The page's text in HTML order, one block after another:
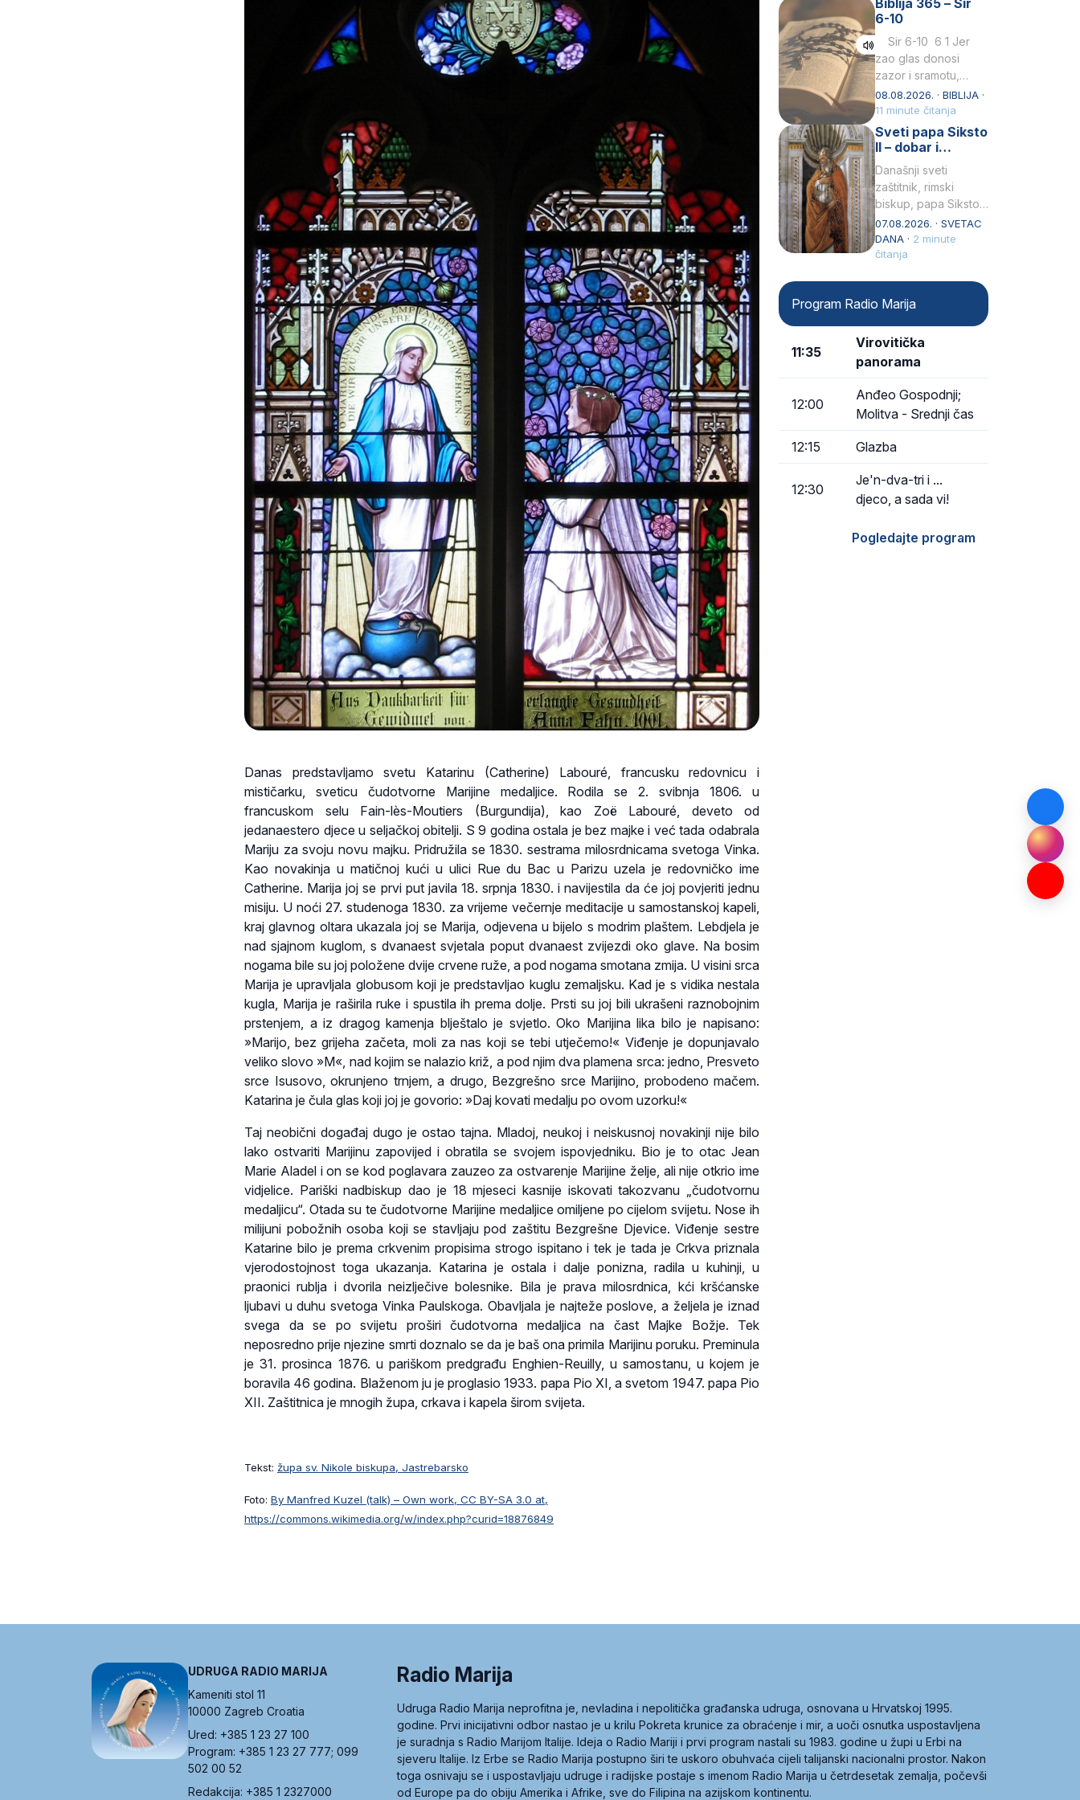
Danas predstavljamo svetu Katarinu (Catherine) Labouré, francusku redovnicu i
mističarku, sveticu čudotvorne Marijine medaljice. Rodila se 2. svibnja 1806. u
francuskom selu Fain-lès-Moutiers (Burgundija), kao Zoë Labouré, deveto od
jedanaestero djece u seljačkoj obitelji. S 9 godina ostala je bez majke i već tada odabrala
Mariju za svoju novu majku. Pridružila se 1830. sestrama milosrdnicama svetoga Vinka.
Kao novakinja u matičnoj kući u ulici Rue du Bac u Parizu uzela je redovničko ime
Catherine. Marija joj se prvi put javila 18. srpnja 1830. i navijestila da će joj povjeriti jednu
misiju. U noći 27. studenoga 1830. za vrijeme večernje meditacije u samostanskoj kapeli,
kraj glavnog oltara ukazala joj se Marija, odjevena u bijelo s modrim plaštem. Lebdjela je
nad sjajnom kuglom, s dvanaest svjetala poput dvanaest zvijezdi oko glave. Na bosim
nogama bile su joj položene dvije crvene ruže, a pod nogama smotana zmija. U visini srca
Marija je upravljala globusom koji je predstavljao kuglu zemaljsku. Kad je s vidika nestala
kugla, Marija je raširila ruke i spustila ih prema dolje. Prsti su joj bili ukrašeni raznobojnim
prstenjem, a iz dragog kamenja blještalo je svjetlo. Oko Marijina lika bilo je napisano:
»Marijo, bez grijeha začeta, moli za nas koji se tebi utječemo!« Viđenje je dopunjavalo
veliko slovo »M«, nad kojim se nalazio križ, a pod njim dva plamena srca: jedno, Presveto
srce Isusovo, okrunjeno trnjem, a drugo, Bezgrešno srce Marijino, probodeno mačem.
Katarina je čula glas koji joj je govorio: »Daj kovati medalju po ovom uzorku!«
Taj neobični događaj dugo je ostao tajna. Mladoj, neukoj i neiskusnoj novakinji nije bilo
lako ostvariti Marijinu zapovijed i obratila se svojem ispovjedniku. Bio je to otac Jean
Marie Aladel i on se kod poglavara zauzeo za ostvarenje Marijine želje, ali nije otkrio ime
vidjelice. Pariški nadbiskup dao je 18 mjeseci kasnije iskovati takozvanu „čudotvornu
medaljicu“. Otada su te čudotvorne Marijine medaljice omiljene po cijelom svijetu. Nose ih
milijuni pobožnih osoba koji se stavljaju pod zaštitu Bezgrešne Djevice. Viđenje sestre
Katarine bilo je prema crkvenim propisima strogo ispitano i tek je tada je Crkva priznala
vjerodostojnost toga ukazanja. Katarina je ostala i dalje ponizna, radila u kuhinji, u
praonici rublja i dvorila neizlječive bolesnike. Bila je prava milosrdnica, kći kršćanske
ljubavi u duhu svetoga Vinka Paulskoga. Obavljala je najteže poslove, a željela je iznad
svega da se po svijetu proširi čudotvorna medaljica na čast Majke Božje. Tek
neposredno prije njezine smrti doznalo se da je baš ona primila Marijinu poruku. Preminula
je 31. prosinca 1876. u pariškom predgrađu Enghien-Reuilly, u samostanu, u kojem je
boravila 46 godina. Blaženom ju je proglasio 1933. papa Pio XI, a svetom 1947. papa Pio
XII. Zaštitnica je mnogih župa, crkava i kapela širom svijeta.
Tekst: župa sv. Nikole biskupa, Jastrebarsko
Foto: By Manfred Kuzel (talk) – Own work, CC BY-SA 3.0 at,
https://commons.wikimedia.org/w/index.php?curid=18876849
Praedicatorum – OP).
Svojim životom,
dubokom ljubavlju
prema Kristu…
Biblija 365 – Sir
6-10
Sir 6-10 6 1 Jer
zao glas donosi
zazor i sramotu,
kako to biva
grešniku
licemjernom.2 Ne
predaj se u…
08.08.2026. · BIBLIJA ·
11 minute čitanja
Sveti papa Siksto
II – dobar i
miroljubiv pastir
Današnji sveti
zaštitnik, rimski
biskup, papa Siksto
(Sixtus) II, prema
knjizi Liber
Pontificalis bio je
Obnovio je odnose s
afričkim…
07.08.2026. · SVETAC
DANA · 2 minute
čitanja
Program Radio Marija
11:35
Virovitička
panorama
12:00
Anđeo Gospodnji;
Molitva - Srednji čas
12:15 Glazba
12:30
Je'n-dva-tri i ...
djeco, a sada vi!
Pogledajte program
UDRUGA RADIO MARIJA
Kameniti stol 11
10000 Zagreb Croatia
Ured: +385 1 23 27 100
Program: +385 1 23 27 777; 099
502 00 52
Redakcija: +385 1 2327000
Radio Marija
Udruga Radio Marija neprofitna je, nevladina i nepolitička građanska udruga, osnovana u Hrvatskoj 1995.
godine. Prvi inicijativni odbor nastao je u krilu Pokreta krunice za obraćenje i mir, a uoči osnutka uspostavljena
je suradnja s Radio Marijom Italije. Ideja o Radio Mariji i prvi program nastali su 1983. godine u župi u Erbi na
sjeveru Italije. Iz Erbe se Radio Marija postupno širi te uskoro obuhvaća cijeli talijanski nacionalni prostor. Nakon
toga osnivaju se i uspostavljaju udruge i radijske postaje s imenom Radio Marija u četrdesetak zemalja, počevši
od Europe pa do obiju Amerika i Afrike, sve do Filipina na azijskom kontinentu.